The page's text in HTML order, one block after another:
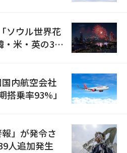
ソウル世界花
米・英の3カ
内航空会社
乗率93%」
」が発令さ
人追加発生